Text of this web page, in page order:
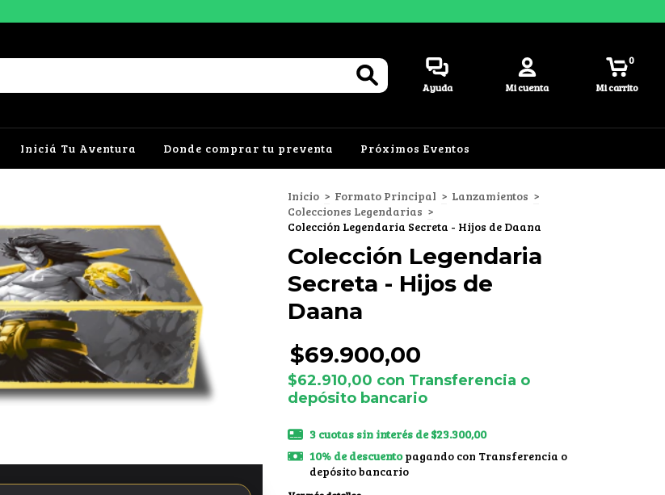
Ayuda Mi cuenta Mi carrito
0
Iniciá Tu Aventura Donde comprar tu preventa Próximos Eventos
Inicio > Formato Principal > Lanzamientos >
Colecciones Legendarias >
Colección Legendaria Secreta - Hijos de Daana
Colección Legendaria
Secreta - Hijos de
Daana
$69.900,00
$62.910,00 con Transferencia o
depósito bancario
3 cuotas sin interés de$23.300,00
10% de descuentopagando con Transferencia o
depósito bancario